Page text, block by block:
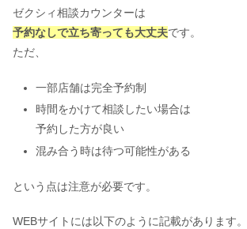
ゼクシィ相談カウンターは
予約なしで立ち寄っても大丈夫です。
ただ、
一部店舗は完全予約制
時間をかけて相談したい場合は
予約した方が良い
混み合う時は待つ可能性がある
という点は注意が必要です。
WEBサイトには以下のように記載があります。